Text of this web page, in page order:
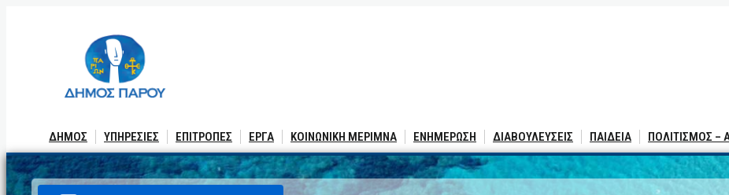
ΔΗΜΟΣ ΥΠΗΡΕΣΙΕΣ ΕΠΙΤΡΟΠΕΣ ΕΡΓΑ ΚΟΙΝΩΝΙΚΗ ΜΕΡΙΜΝΑ ΕΝΗΜΕΡΩΣΗ ΔΙΑΒΟΥΛΕΥΣΕΙΣ ΠΑΙΔΕΙΑ ΠΟΛΙΤΙΣΜΟΣ –